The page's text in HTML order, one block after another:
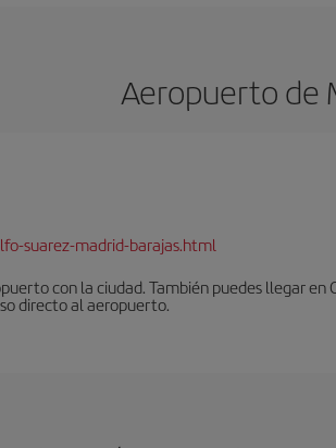
Aeropuerto de
suarez-madrid-barajas.html
con la ciudad. También puedes llegar
directo al aeropuerto.